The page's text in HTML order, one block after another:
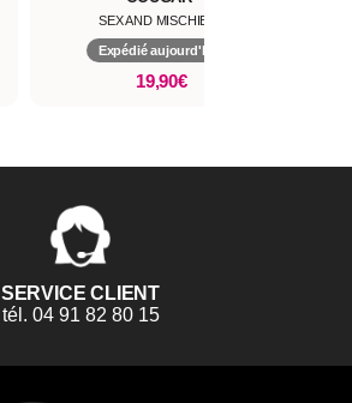
SEX AND MISCHIEF
Expédié aujourd'hui*
19,90€
SERVICE CLIENT
tél. 04 91 82 80 15